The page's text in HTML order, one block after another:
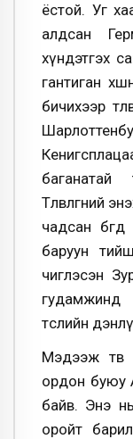
ёстой. Уг
алдсан
хүндэтгэх
гантиган
бичихээр
чадсан
баруун
чиглэсэн
гудамжинд
төслийн
Мэдээж
ордон буюу
байв. Энэ нь
оройт